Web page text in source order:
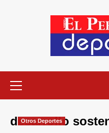
desarrollo
Otros Deportes